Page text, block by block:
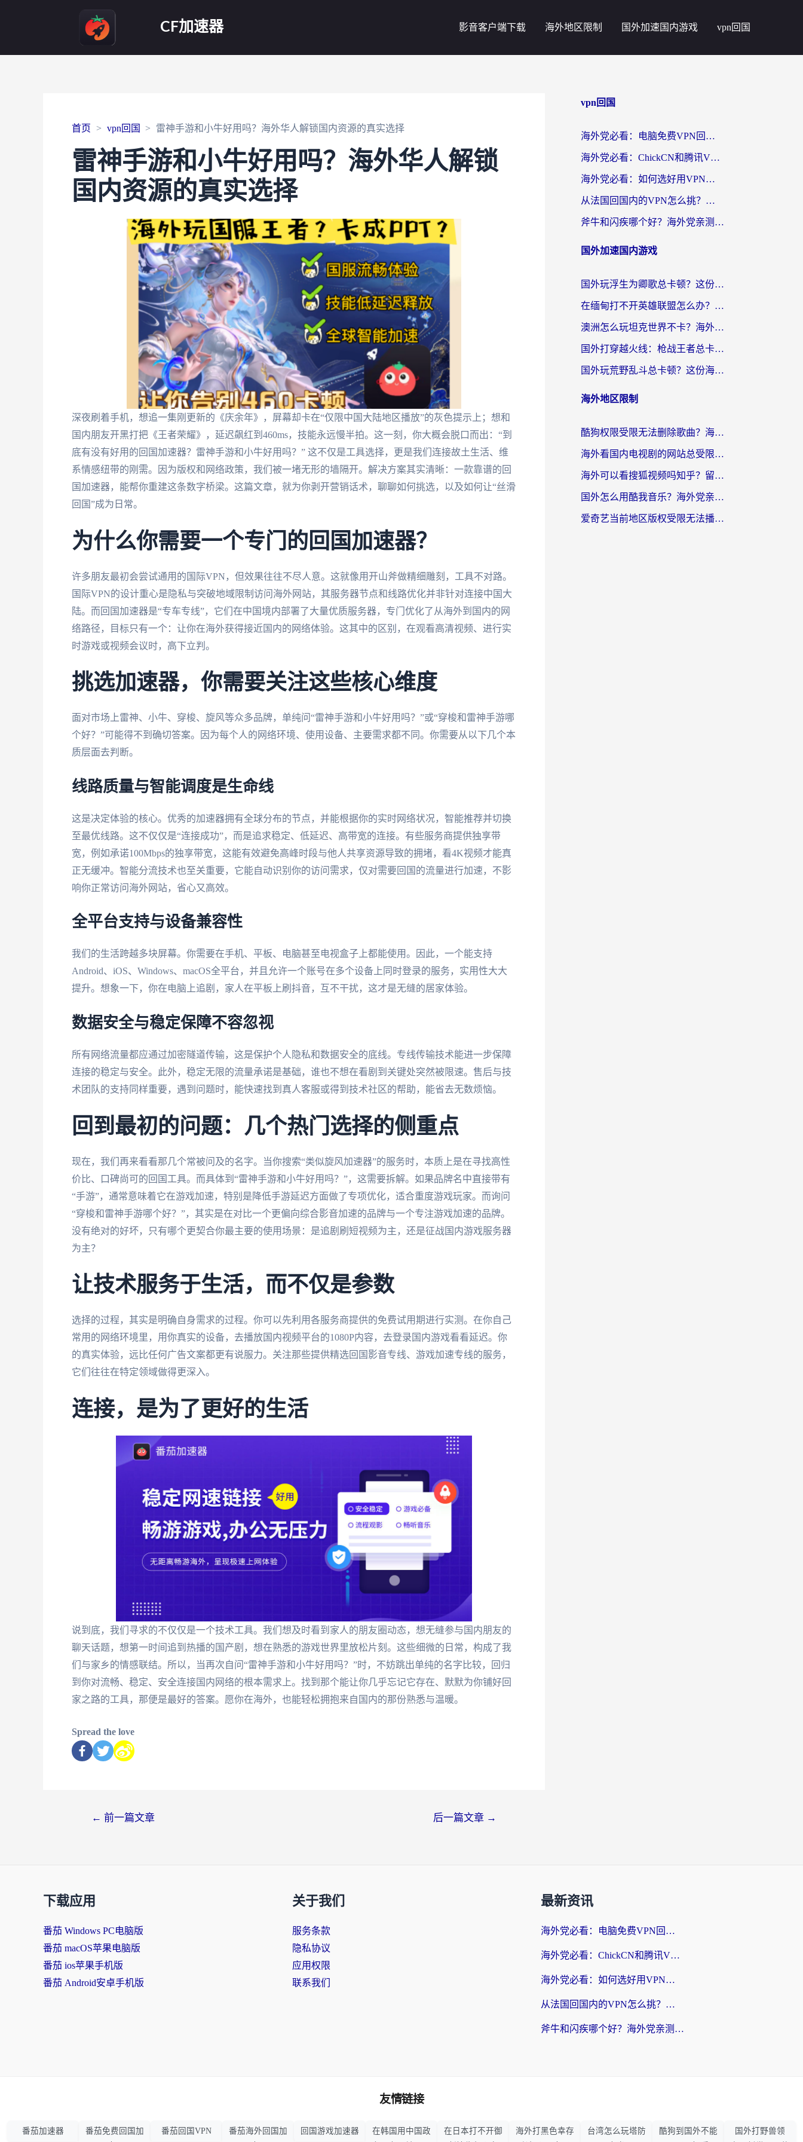
CF加速器 影音客户端下载 海外地区限制 国外加速国内游戏 vpn回国
首页 vpn回国 雷神手游和小牛好用吗？海外华人解锁国内资源的真实选择
雷神手游和小牛好用吗？海外华人解锁
国内资源的真实选择
深夜刷着手机，想追一集刚更新的《庆余年》，屏幕却卡在“仅限中国大陆地区播放”的灰色提示上；想和
国内朋友开黑打把《王者荣耀》，延迟飙红到460ms，技能永远慢半拍。这一刻，你大概会脱口而出：“到
底有没有好用的回国加速器？雷神手游和小牛好用吗？” 这不仅是工具选择，更是我们连接故土生活、维
系情感纽带的刚需。因为版权和网络政策，我们被一堵无形的墙隔开。解决方案其实清晰：一款靠谱的回
国加速器，能帮你重建这条数字桥梁。这篇文章，就为你剥开营销话术，聊聊如何挑选，以及如何让“丝滑
回国”成为日常。
为什么你需要一个专门的回国加速器？
许多朋友最初会尝试通用的国际VPN，但效果往往不尽人意。这就像用开山斧做精细雕刻，工具不对路。
国际VPN的设计重心是隐私与突破地域限制访问海外网站，其服务器节点和线路优化并非针对连接中国大
陆。而回国加速器是“专车专线”，它们在中国境内部署了大量优质服务器，专门优化了从海外到国内的网
络路径，目标只有一个：让你在海外获得接近国内的网络体验。这其中的区别，在观看高清视频、进行实
时游戏或视频会议时，高下立判。
挑选加速器，你需要关注这些核心维度
面对市场上雷神、小牛、穿梭、旋风等众多品牌，单纯问“雷神手游和小牛好用吗？”或“穿梭和雷神手游哪
个好？”可能得不到确切答案。因为每个人的网络环境、使用设备、主要需求都不同。你需要从以下几个本
质层面去判断。
线路质量与智能调度是生命线
这是决定体验的核心。优秀的加速器拥有全球分布的节点，并能根据你的实时网络状况，智能推荐并切换
至最优线路。这不仅仅是“连接成功”，而是追求稳定、低延迟、高带宽的连接。有些服务商提供独享带
宽，例如承诺100Mbps的独享带宽，这能有效避免高峰时段与他人共享资源导致的拥堵，看4K视频才能真
正无缓冲。智能分流技术也至关重要，它能自动识别你的访问需求，仅对需要回国的流量进行加速，不影
响你正常访问海外网站，省心又高效。
全平台支持与设备兼容性
我们的生活跨越多块屏幕。你需要在手机、平板、电脑甚至电视盒子上都能使用。因此，一个能支持
Android、iOS、Windows、macOS全平台，并且允许一个账号在多个设备上同时登录的服务，实用性大大
提升。想象一下，你在电脑上追剧，家人在平板上刷抖音，互不干扰，这才是无缝的居家体验。
数据安全与稳定保障不容忽视
所有网络流量都应通过加密隧道传输，这是保护个人隐私和数据安全的底线。专线传输技术能进一步保障
连接的稳定与安全。此外，稳定无限的流量承诺是基础，谁也不想在看剧到关键处突然被限速。售后与技
术团队的支持同样重要，遇到问题时，能快速找到真人客服或得到技术社区的帮助，能省去无数烦恼。
回到最初的问题：几个热门选择的侧重点
现在，我们再来看看那几个常被问及的名字。当你搜索“类似旋风加速器”的服务时，本质上是在寻找高性
价比、口碑尚可的回国工具。而具体到“雷神手游和小牛好用吗？”，这需要拆解。如果品牌名中直接带有
“手游”，通常意味着它在游戏加速，特别是降低手游延迟方面做了专项优化，适合重度游戏玩家。而询问
“穿梭和雷神手游哪个好？”，其实是在对比一个更偏向综合影音加速的品牌与一个专注游戏加速的品牌。
没有绝对的好坏，只有哪个更契合你最主要的使用场景：是追剧刷短视频为主，还是征战国内游戏服务器
为主？
让技术服务于生活，而不仅是参数
选择的过程，其实是明确自身需求的过程。你可以先利用各服务商提供的免费试用期进行实测。在你自己
常用的网络环境里，用你真实的设备，去播放国内视频平台的1080P内容，去登录国内游戏看看延迟。你
的真实体验，远比任何广告文案都更有说服力。关注那些提供精选回国影音专线、游戏加速专线的服务，
它们往往在特定领域做得更深入。
连接，是为了更好的生活
说到底，我们寻求的不仅仅是一个技术工具。我们想及时看到家人的朋友圈动态，想无缝参与国内朋友的
聊天话题，想第一时间追到热播的国产剧，想在熟悉的游戏世界里放松片刻。这些细微的日常，构成了我
们与家乡的情感联结。所以，当再次自问“雷神手游和小牛好用吗？”时，不妨跳出单纯的名字比较，回归
到你对流畅、稳定、安全连接国内网络的根本需求上。找到那个能让你几乎忘记它存在、默默为你铺好回
家之路的工具，那便是最好的答案。愿你在海外，也能轻松拥抱来自国内的那份熟悉与温暖。
Spread the love
← 前一篇文章 后一篇文章 →
vpn回国
海外党必看：电脑免费VPN回国真的靠谱吗？附实测对比与最优方案指南
海外党必看：ChickCN和腾讯VPN好用吗？3招选对回国加速器，告别地区限制
海外党必看：如何选好用VPN实现国内资源无缝访问？从越南到全球都适用
从法国回国内的VPN怎么挑？海外党亲测：稳定、多端、安全才是关键
斧牛和闪疾哪个好？海外党亲测3款回国加速器，教你选到不踩坑的那一款
国外加速国内游戏
国外玩浮生为卿歌总卡顿？这份加速器选择指南帮你找回丝滑体验
在缅甸打不开英雄联盟怎么办？海外党亲测有效的国服游戏加速指南
澳洲怎么玩坦克世界不卡？海外党国服游戏加速终极指南（附逆战奇妙碰碰车解决方案）
国外打穿越火线：枪战王者总卡顿？这篇加速器推荐下载指南帮你解决延迟难题
国外玩荒野乱斗总卡顿？这份海外党专属的国服游戏加速攻略请收好
海外地区限制
酷狗权限受限无法删除歌曲？海外党听国内音乐的终极解决方案来了
海外看国内电视剧的网站总受限？教你选对回国加速器，轻松追热剧
海外可以看搜狐视频吗知乎？留学生亲测有效的回国加速器选择指南
国外怎么用酷我音乐？海外党亲测有效的回国加速方案，附千千音乐中文歌收听指南
爱奇艺当前地区版权受限无法播放？海外党追剧看电影的终极解决方案来了
下载应用
番茄 Windows PC电脑版
番茄 macOS苹果电脑版
番茄 ios苹果手机版
番茄 Android安卓手机版
关于我们
服务条款
隐私协议
应用权限
联系我们
最新资讯
海外党必看：电脑免费VPN回国真的靠谱吗？附实测对比与最优方案指南
海外党必看：ChickCN和腾讯VPN好用吗？3招选对回国加速器，告别地区限制
海外党必看：如何选好用VPN实现国内资源无缝访问？从越南到全球都适用
从法国回国内的VPN怎么挑？海外党亲测：稳定、多端、安全才是关键
斧牛和闪疾哪个好？海外党亲测3款回国加速器，教你选到不踩坑的那一款
友情链接
番茄加速器
番茄免费回国加
番茄回国VPN
番茄海外回国加
回国游戏加速器
在韩国用中国政
在日本打不开御
海外打黑色幸存
台湾怎么玩塔防
酷狗到国外不能
国外打野兽领